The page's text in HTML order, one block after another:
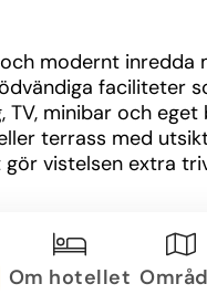
modernt inredda
faciliteter
TV, minibar och eget
terrass med
vistelsen extra
vid stranden i Lido
för sina breda
har du bara en
Om hotellet